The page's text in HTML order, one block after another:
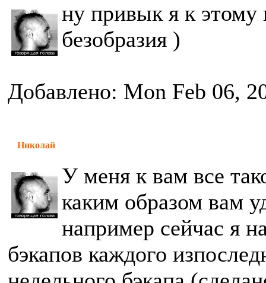
ну привык я к этому
безобразия )
Добавлено: Mon Feb 06,
Николай
У меня к вам все
каким образом вам
например сейчас я
бэкапов каждого